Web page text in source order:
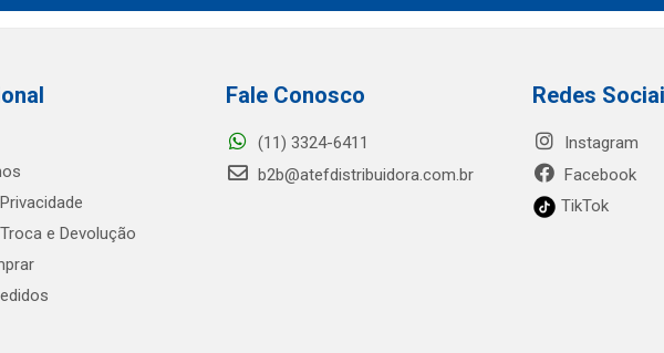
e Devolução
Fale Conosco
(11) 3324-6411
b2b@atefdistribuidora.com.br
Redes
Instagram
Facebook
TikTok